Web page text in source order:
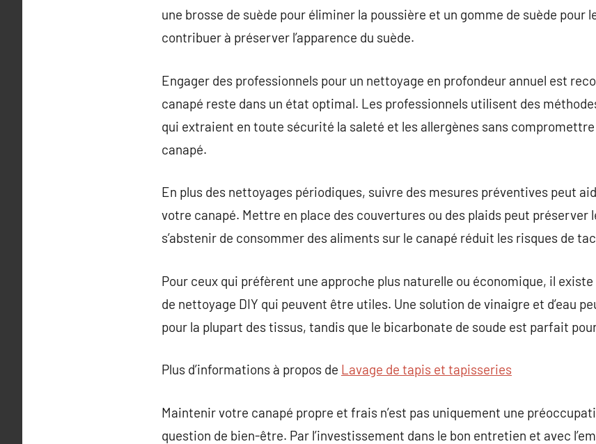
une brosse de suède pour éliminer la poussière et un gomme de suède pour
contribuer à préserver l’apparence du suède.
Engager des professionnels pour un nettoyage en profondeur annuel est
canapé reste dans un état optimal. Les professionnels utilisent des
qui extraient en toute sécurité la saleté et les allergènes sans
canapé.
En plus des nettoyages périodiques, suivre des mesures préventives peut
votre canapé. Mettre en place des couvertures ou des plaids peut préserver
s’abstenir de consommer des aliments sur le canapé réduit les risques de
Pour ceux qui préfèrent une approche plus naturelle ou économique, il
de nettoyage DIY qui peuvent être utiles. Une solution de vinaigre et d’eau
pour la plupart des tissus, tandis que le bicarbonate de soude est parfait
Plus d’informations à propos de Lavage de tapis et tapisseries
Maintenir votre canapé propre et frais n’est pas uniquement une
question de bien-être. Par l’investissement dans le bon entretien et avec